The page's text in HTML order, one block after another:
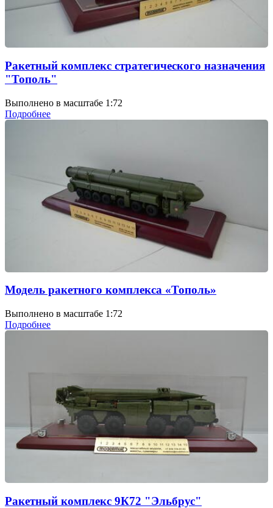
Ракетный комплекс стратегического назначения
"Тополь"
Выполнено в масштабе 1:72
Подробнее
Модель ракетного комплекса «Тополь»
Выполнено в масштабе 1:72
Подробнее
Ракетный комплекс 9К72 "Эльбрус"